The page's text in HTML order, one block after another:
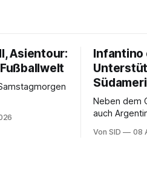
Asientour:
Infantino
Neben dem
auch
Von SID 08